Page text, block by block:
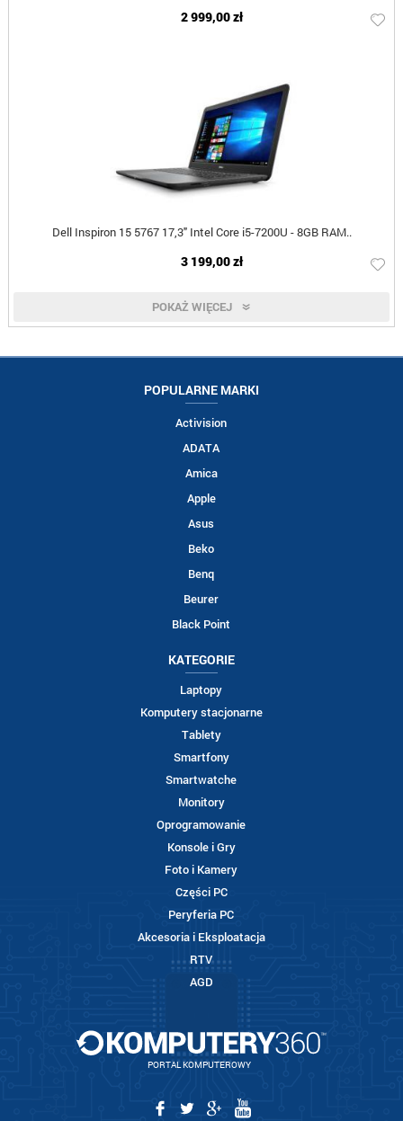
2 999,00 zł
Dell Inspiron 15 5767 17,3" Intel Core i5-7200U - 8GB RAM..
3 199,00 zł
POKAŻ WIĘCEJ
POPULARNE MARKI
Activision
ADATA
Amica
Apple
Asus
Beko
Benq
Beurer
Black Point
KATEGORIE
Laptopy
Komputery stacjonarne
Tablety
Smartfony
Smartwatche
Monitory
Oprogramowanie
Konsole i Gry
Foto i Kamery
Części PC
Peryferia PC
Akcesoria i Eksploatacja
RTV
AGD
PORTAL KOMPUTEROWY